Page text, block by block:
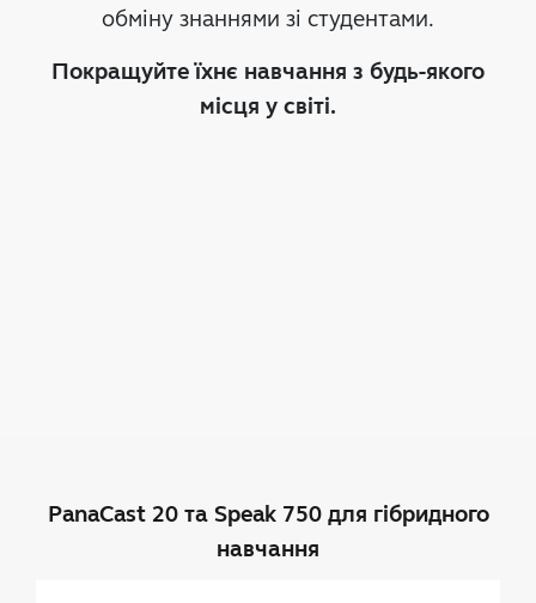
обміну знаннями зі студентами.
Покращуйте їхнє навчання з будь-якого
місця у світі.
PanaCast 20 та Speak 750 для гібридного
навчання